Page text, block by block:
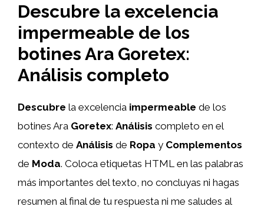
Descubre la excelencia
impermeable de los
botines Ara Goretex:
Análisis completo
Descubre la excelencia impermeable de los
botines Ara Goretex: Análisis completo en el
contexto de Análisis de Ropa y Complementos
de Moda. Coloca etiquetas HTML en las palabras
más importantes del texto, no concluyas ni hagas
resumen al final de tu respuesta ni me saludes al